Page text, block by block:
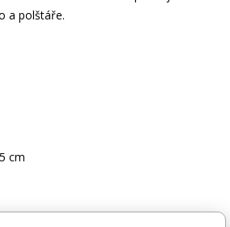
a polštáře.
cm